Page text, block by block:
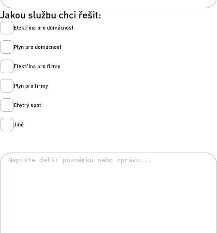
Jakou službu chci řešit:
Elektřina pro domácnost
Plyn pro domácnost
Elektřina pro firmy
Plyn pro firmy
Chytrý spot
Jiné